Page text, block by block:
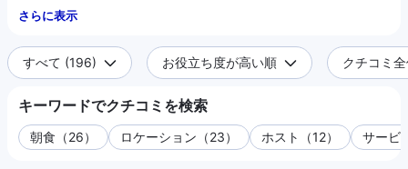
さらに表示
すべて (196) お役立ち度が高い順 クチコミ
キーワードでクチコミを検索
朝食（26） ロケーション（23） ホスト（12） サービ